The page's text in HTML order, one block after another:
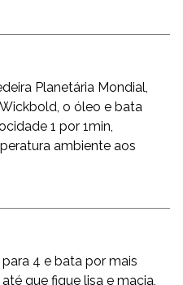
Planetária Mondial,
o óleo e bata
1 por 1min,
ambiente aos
4 e bata por mais
que fique lisa e macia,